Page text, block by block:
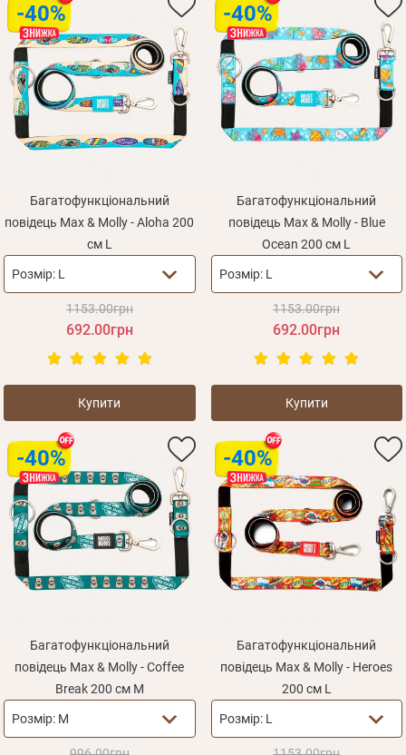
-40%
Багатофункціональний
повідець Max & Molly - Aloha 200
см L
Розмір: L
1153.00грн
692.00грн
Купити
-40%
Багатофункціональний
повідець Max & Molly - Blue
Ocean 200 см L
Розмір: L
1153.00грн
692.00грн
Купити
-40%
Багатофункціональний
повідець Max & Molly - Coffee
Break 200 см M
Розмір: M
-40%
Багатофункціональний
повідець Max & Molly - Heroes
200 см L
Розмір: L